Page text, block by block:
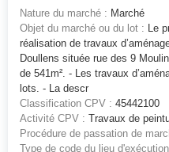
Nature du marché : Marché
Objet du marché ou du lot : Le
réalisation de travaux
Doullens située rue des 9
de 541m². - Les travaux
lots. - La descr
Classification CPV : 45442100
Activité CPV : Travaux de
Procédure de passation de
Type de code du lieu